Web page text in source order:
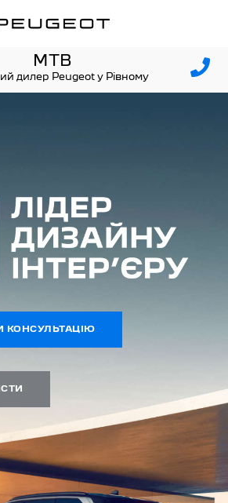
МТВ
дилер Peugeot у Рівному
КОНСУЛЬТАЦІЮ